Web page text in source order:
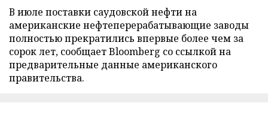
В июле поставки саудовской нефти на
американские нефтеперерабатывающие заводы
полностью прекратились впервые более чем за
сорок лет, сообщает Bloomberg со ссылкой на
предварительные данные американского
правительства.